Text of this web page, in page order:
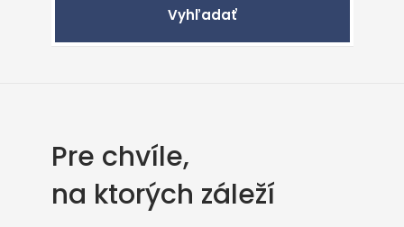
Vyhľadať
Pre chvíle,
na ktorých záleží